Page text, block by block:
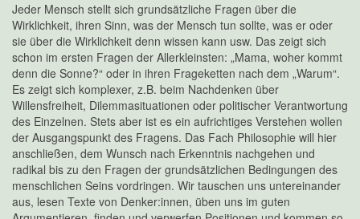
Jeder Mensch stellt sich grundsätzliche Fragen über die
Wirklichkeit, ihren Sinn, was der Mensch tun sollte, was er oder
sie über die Wirklichkeit denn wissen kann usw. Das zeigt sich
schon im ersten Fragen der Allerkleinsten: „Mama, woher kommt
denn die Sonne?“ oder in ihren Frageketten nach dem „Warum“.
Es zeigt sich komplexer, z.B. beim Nachdenken über
Willensfreiheit, Dilemmasituationen oder politischer Verantwortung
des Einzelnen. Stets aber ist es ein aufrichtiges Verstehen wollen
der Ausgangspunkt des Fragens. Das Fach Philosophie will hier
anschließen, dem Wunsch nach Erkenntnis nachgehen und
radikal bis zu den Fragen der grundsätzlichen Bedingungen des
menschlichen Seins vordringen. Wir tauschen uns untereinander
aus, lesen Texte von Denker:innen, üben uns im guten